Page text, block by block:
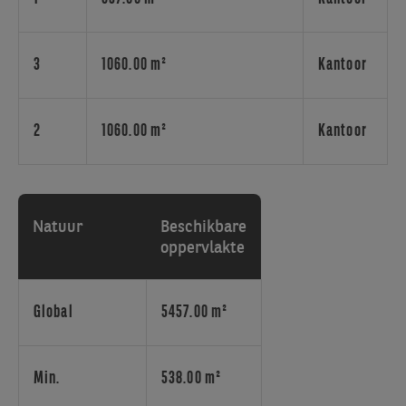
een
dankzij
aansluiting
op
verkeersassen,
het
en
3 1060.00 m² Kantoor
2 1060.00 m² Kantoor
Natuur
Beschikbare
oppervlakte
Global 5457.00 m²
Min. 538.00 m²